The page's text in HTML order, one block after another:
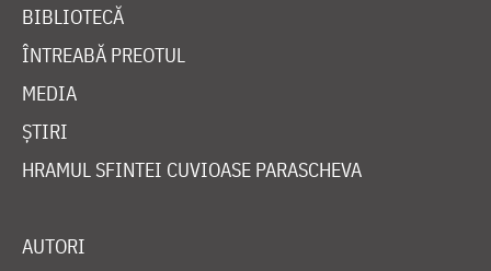
BIBLIOTECĂ
ÎNTREABĂ PREOTUL
MEDIA
ȘTIRI
HRAMUL SFINTEI CUVIOASE PARASCHEVA
AUTORI